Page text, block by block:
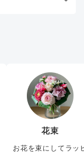
花束
お花を束にしてラッ